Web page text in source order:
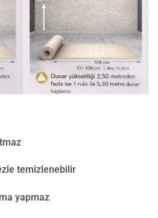
temizlenebilir
yapmaz